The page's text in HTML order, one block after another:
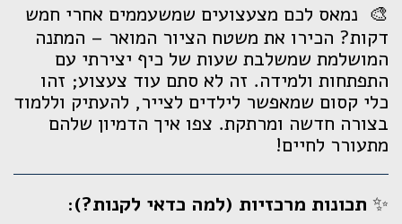
🎨 נמאס לכם מצעצועים שמשעממים אחרי חמש
דקות? הכירו את משטח הציור המואר – המתנה
המושלמת שמשלבת שעות של כיף יצירתי עם
התפתחות ולמידה. זה לא סתם עוד צעצוע; זהו
כלי קסום שמאפשר לילדים לצייר, להעתיק וללמוד
בצורה חדשה ומרתקת. צפו איך הדמיון שלהם
מתעורר לחיים!
✨ תכונות מרכזיות (למה כדאי לקנות?):